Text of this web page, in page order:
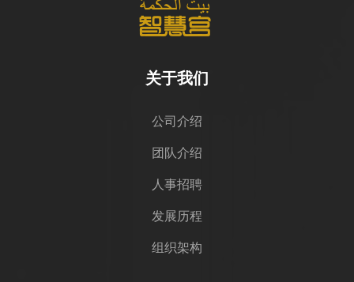
关于我们
公司介绍
团队介绍
人事招聘
发展历程
组织架构